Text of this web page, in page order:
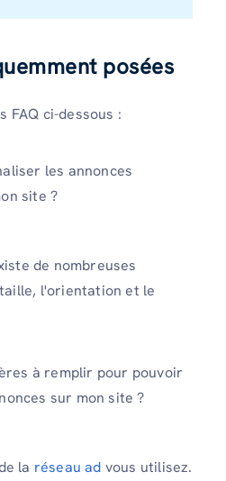
posées
FAQ ci-dessous :
les annonces
site ?
de nombreuses
l'orientation et le
à remplir pour pouvoir
sur mon site ?
la réseau ad vous utilisez.